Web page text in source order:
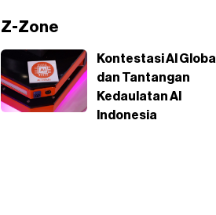
Z-Zone
Kontestasi AI Global
dan Tantangan
Kedaulatan AI
Indonesia